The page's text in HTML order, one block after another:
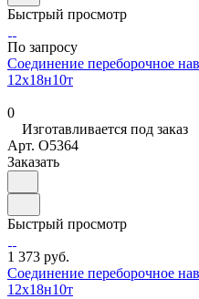
Быстрый просмотр
По запросу
Соединение переборочное
12х18н10т
0
Изготавливается под заказ
Арт. O5364
Заказать
Быстрый просмотр
1 373 руб.
Соединение переборочное
12х18н10т